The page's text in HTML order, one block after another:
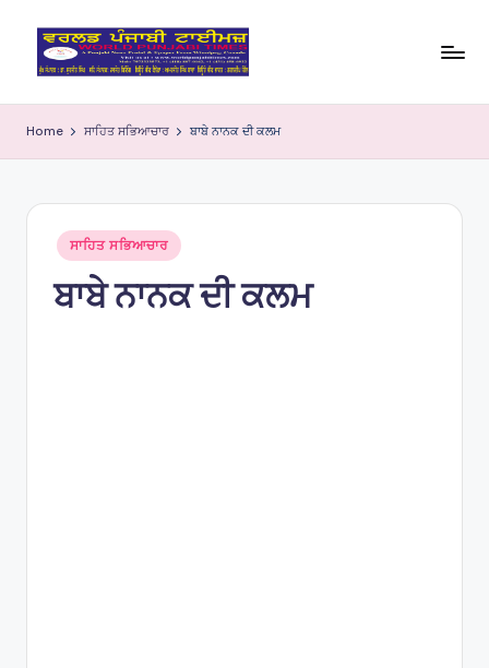
o
rl
d
nj
Home ਸਾਹਿਤ ਸਭਿਆਚਾਰ ਬਾਬੇ ਨਾਨਕ ਦੀ ਕਲਮ
Posted
in
ਸਾਹਿਤ ਸਭਿਆਚਾਰ
ਬਾਬੇ ਨਾਨਕ ਦੀ ਕਲਮ